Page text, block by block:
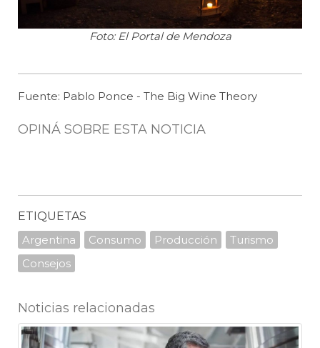
Foto: El Portal de Mendoza
Fuente: Pablo Ponce - The Big Wine Theory
OPINÁ SOBRE ESTA NOTICIA
ETIQUETAS
Argentina
Consumo Producción
Turismo
Consejos
Noticias relacionadas